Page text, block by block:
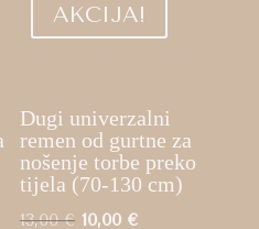
AKCIJA!
Dugi univerzalni
remen od gurtne za
nošenje torbe preko
tijela (70-130 cm)
13,00€ Izvorna
10,00€Trenutna